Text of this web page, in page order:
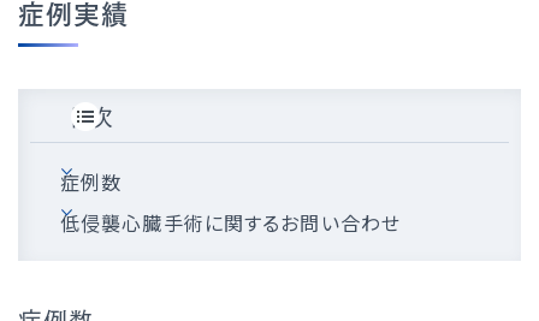
症例実績
目次
症例数
低侵襲心臓手術に関するお問い合わせ